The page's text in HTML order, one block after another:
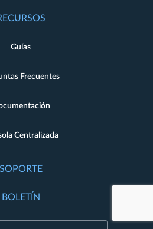
Guías
Frecuentes
Centralizada
SOPORTE
BOLETÍN